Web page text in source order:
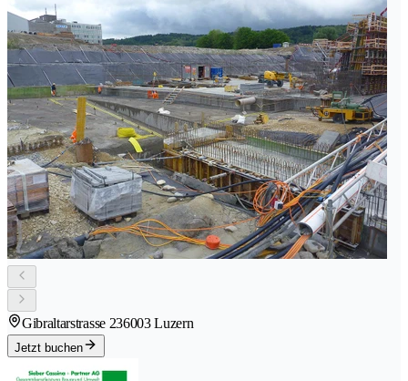
Gibraltarstrasse 236003 Luzern
Jetzt buchen